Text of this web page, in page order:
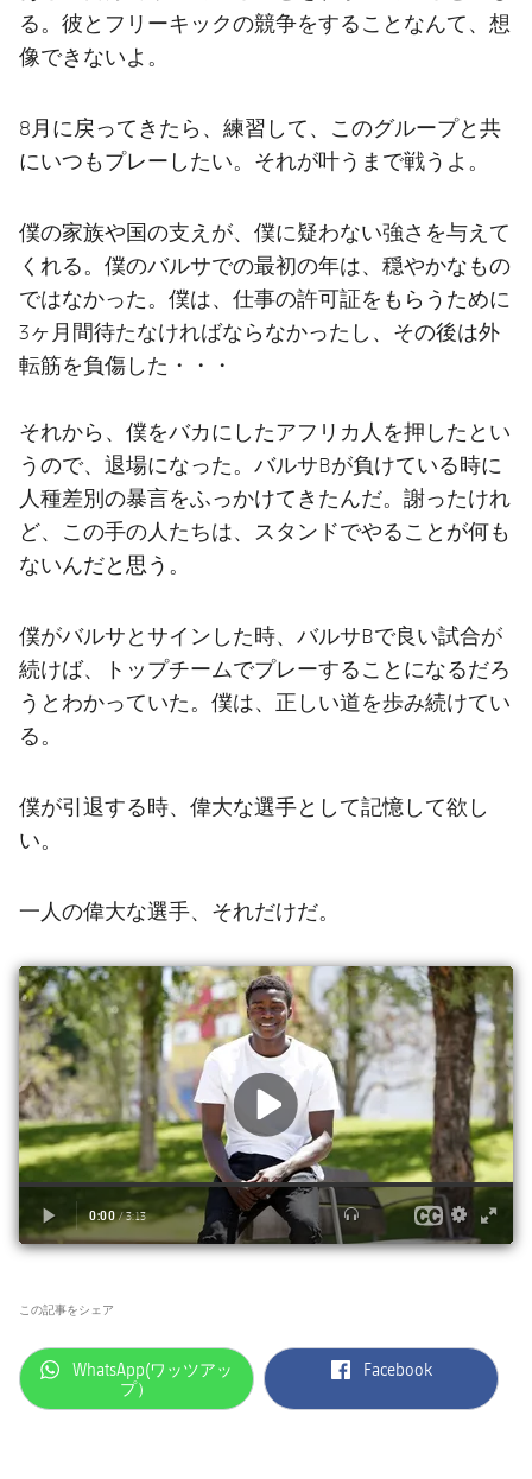
る。彼とフリーキックの競争をすることなんて、想
像できないよ。
8月に戻ってきたら、練習して、このグループと共
にいつもプレーしたい。それが叶うまで戦うよ。
僕の家族や国の支えが、僕に疑わない強さを与えて
くれる。僕のバルサでの最初の年は、穏やかなもの
ではなかった。僕は、仕事の許可証をもらうために
3ヶ月間待たなければならなかったし、その後は外
転筋を負傷した・・・
それから、僕をバカにしたアフリカ人を押したとい
うので、退場になった。バルサBが負けている時に
人種差別の暴言をふっかけてきたんだ。謝ったけれ
ど、この手の人たちは、スタンドでやることが何も
ないんだと思う。
僕がバルサとサインした時、バルサBで良い試合が
続けば、トップチームでプレーすることになるだろ
うとわかっていた。僕は、正しい道を歩み続けてい
る。
僕が引退する時、偉大な選手として記憶して欲し
い。
一人の偉大な選手、それだけだ。
この記事をシェア
label.aria.whatsapp
WhatsApp(ワッツアッ
プ）
label.aria.facebook
Facebook